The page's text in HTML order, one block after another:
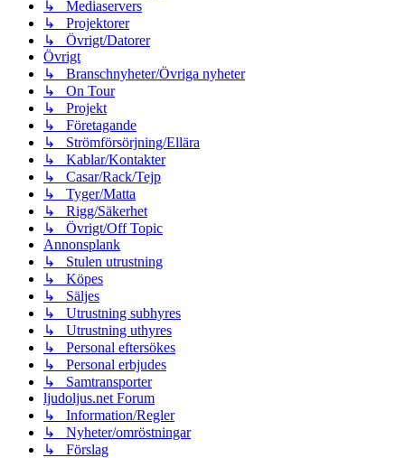
↳ Mediaservers
↳ Projektorer
↳ Övrigt/Datorer
Övrigt
↳ Branschnyheter/Övriga nyheter
↳ On Tour
↳ Projekt
↳ Företagande
↳ Strömförsörjning/Ellära
↳ Kablar/Kontakter
↳ Casar/Rack/Tejp
↳ Tyger/Matta
↳ Rigg/Säkerhet
↳ Övrigt/Off Topic
Annonsplank
↳ Stulen utrustning
↳ Köpes
↳ Säljes
↳ Utrustning subhyres
↳ Utrustning uthyres
↳ Personal eftersökes
↳ Personal erbjudes
↳ Samtransporter
ljudoljus.net Forum
↳ Information/Regler
↳ Nyheter/omröstningar
↳ Förslag